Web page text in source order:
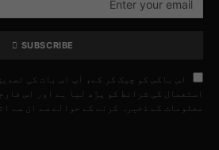
SUBSCRIBE
اس باکس کو چیک کر کے، آپ اس بات کی
استعمال کی شرائط کو پڑھ لیا ہے اور اس
معلومات کے ذخیرہ کرنے کے حوالے سے ان سے